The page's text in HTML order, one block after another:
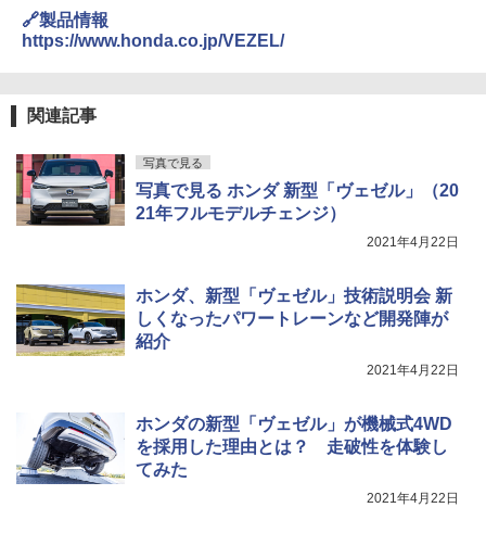
🔗製品情報
https://www.honda.co.jp/VEZEL/
関連記事
写真で見る
写真で見る ホンダ 新型「ヴェゼル」（20
21年フルモデルチェンジ）
2021年4月22日
ホンダ、新型「ヴェゼル」技術説明会 新
しくなったパワートレーンなど開発陣が
紹介
2021年4月22日
ホンダの新型「ヴェゼル」が機械式4WD
を採用した理由とは？ 走破性を体験し
てみた
2021年4月22日